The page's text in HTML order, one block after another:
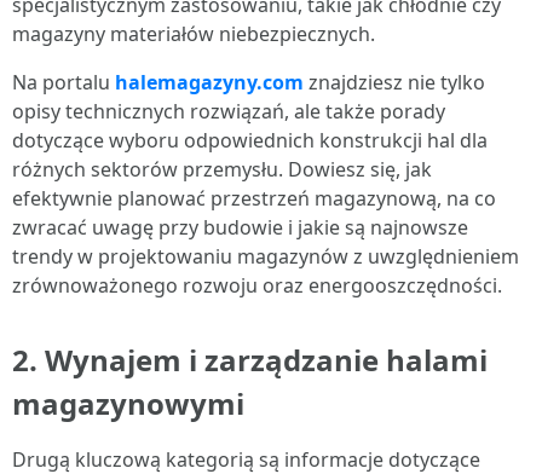
magazyny materiałów niebezpiecznych.
Na portalu halemagazyny.com znajdziesz nie tylko
opisy technicznych rozwiązań, ale także porady
dotyczące wyboru odpowiednich konstrukcji hal dla
różnych sektorów przemysłu. Dowiesz się, jak
efektywnie planować przestrzeń magazynową, na co
zwracać uwagę przy budowie i jakie są najnowsze
trendy w projektowaniu magazynów z uwzględnieniem
zrównoważonego rozwoju oraz energooszczędności.
2. Wynajem i zarządzanie halami
magazynowymi
Drugą kluczową kategorią są informacje dotyczące